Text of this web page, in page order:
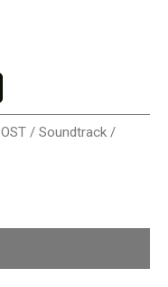
OST / Soundtrack /